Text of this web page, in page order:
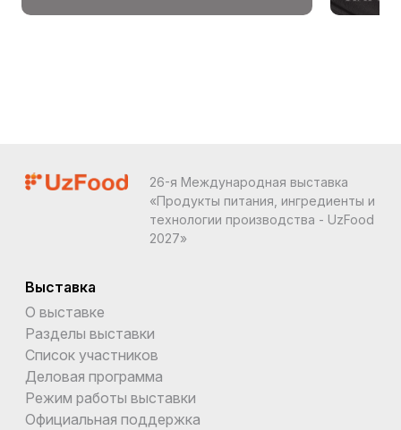
26-я Международная выставка
«Продукты питания, ингредиенты и
технологии производства - UzFood
2027»
Выставка
О выставке
Разделы выставки
Список участников
Деловая программа
Режим работы выставки
Официальная поддержка